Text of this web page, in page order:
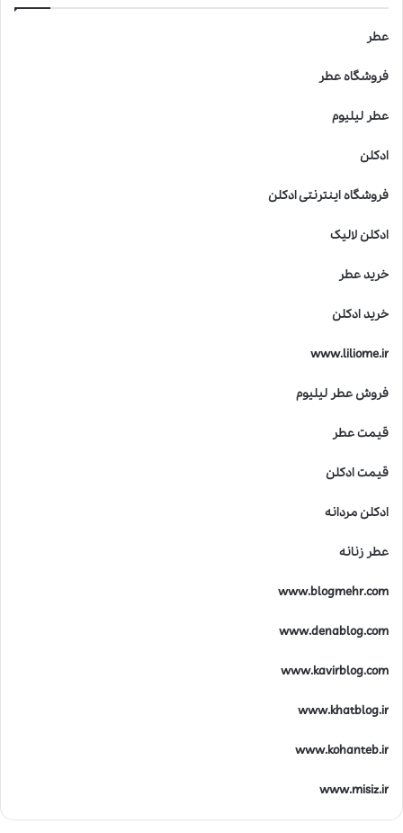
عطر
فروشگاه عطر
عطر لیلیوم
ادکلن
فروشگاه اینترنتی ادکلن
ادکلن لالیک
خرید عطر
خرید ادکلن
www.liliome.ir
فروش عطر لیلیوم
قیمت عطر
قیمت ادکلن
ادکلن مردانه
عطر زنانه
www.blogmehr.com
www.denablog.com
www.kavirblog.com
www.khatblog.ir
www.kohanteb.ir
www.misiz.ir